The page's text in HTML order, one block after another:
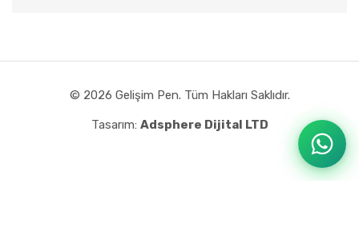
© 2026 Gelişim Pen. Tüm Hakları Saklıdır.
Tasarım: Adsphere Dijital LTD